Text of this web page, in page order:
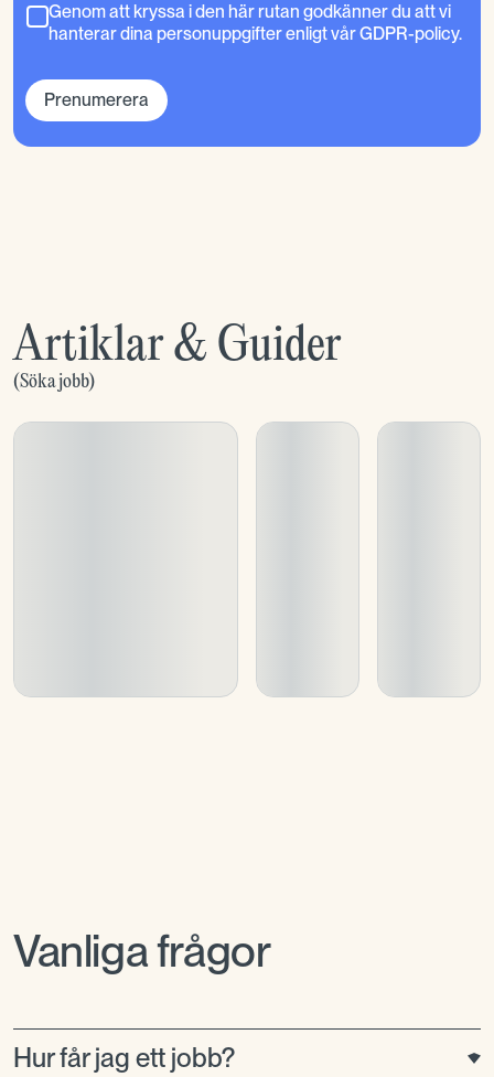
Genom att kryssa i den här rutan godkänner du att vi
hanterar dina personuppgifter enligt vår GDPR-policy.
Prenumerera
Artiklar & Guider
(Söka jobb)
Vanliga frågor
Hur får jag ett jobb?